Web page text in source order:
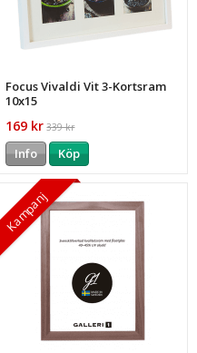
Focus Vivaldi Vit 3-Kortsram
10x15
169 kr 339 kr
Info Köp
Kampanj